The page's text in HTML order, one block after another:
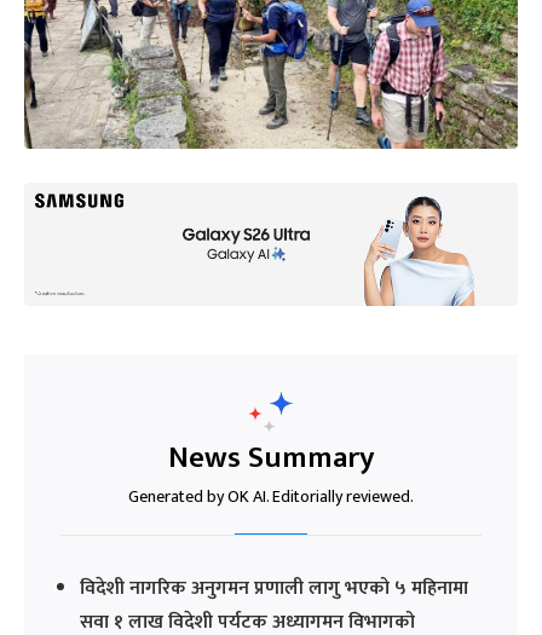
News Summary
Generated by OK AI. Editorially reviewed.
विदेशी नागरिक अनुगमन प्रणाली लागु भएको ५ महिनामा
सवा १ लाख विदेशी पर्यटक अध्यागमन विभागको